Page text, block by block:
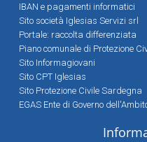
IBAN e pagamenti informatici
Sito società Iglesias Servizi srl
Portale: raccolta differenziata
Piano comunale di Protezione
Sito Informagiovani
Sito CPT Iglesias
Sito Protezione Civile Sardegna
EGAS Ente di Governo